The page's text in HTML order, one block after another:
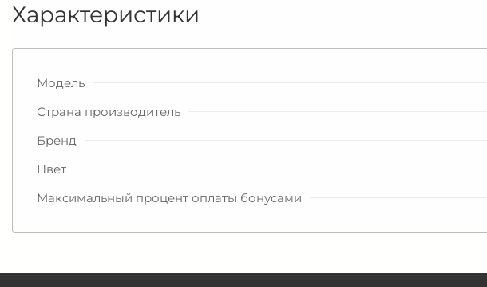
Характеристики
Модель
Страна производитель
Бренд
Цвет
Максимальный процент оплаты бонусами